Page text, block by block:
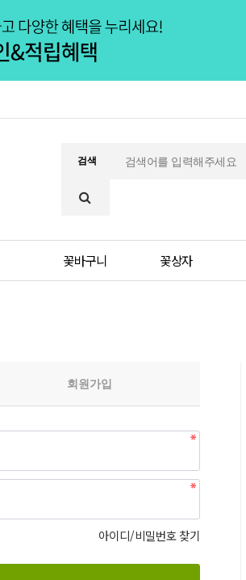
검색
꽃바구니 꽃상자
회원가입
아이디/비밀번호 찾기